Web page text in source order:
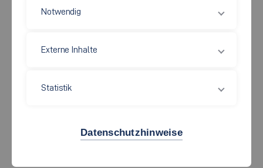
Am ersten Vorlesungstag begrüßt die Hochschule alle "Erstis"
erfahren von interessanten Möglichkeiten rund um das
Neckar Forum, Ebershaldenstraße 12, 73728
Notwendig
Externe Inhalte
Statistik
Datenschutzhinweise